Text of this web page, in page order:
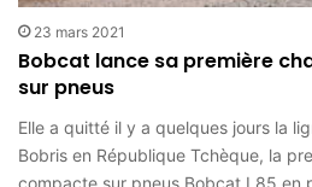
23 mars 2021
Bobcat lance sa première
sur pneus
Elle a quitté il y a quelques jours la
Bobris en République Tchèque, la
compacte sur pneus Bobcat L85 en